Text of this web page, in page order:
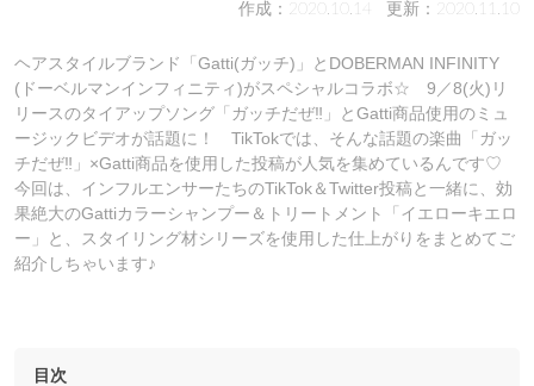
作成：2020.10.14 更新：2020.11.10
ヘアスタイルブランド「Gatti(ガッチ)」とDOBERMAN INFINITY
(ドーベルマンインフィニティ)がスペシャルコラボ☆ 9／8(火)リ
リースのタイアップソング「ガッチだぜ‼︎」とGatti商品使用のミュ
ージックビデオが話題に！ TikTokでは、そんな話題の楽曲「ガッ
チだぜ‼︎」×Gatti商品を使用した投稿が人気を集めているんです♡
今回は、インフルエンサーたちのTikTok＆Twitter投稿と一緒に、効
果絶大のGattiカラーシャンプー＆トリートメント「イエローキエロ
ー」と、スタイリング材シリーズを使用した仕上がりをまとめてご
紹介しちゃいます♪
目次